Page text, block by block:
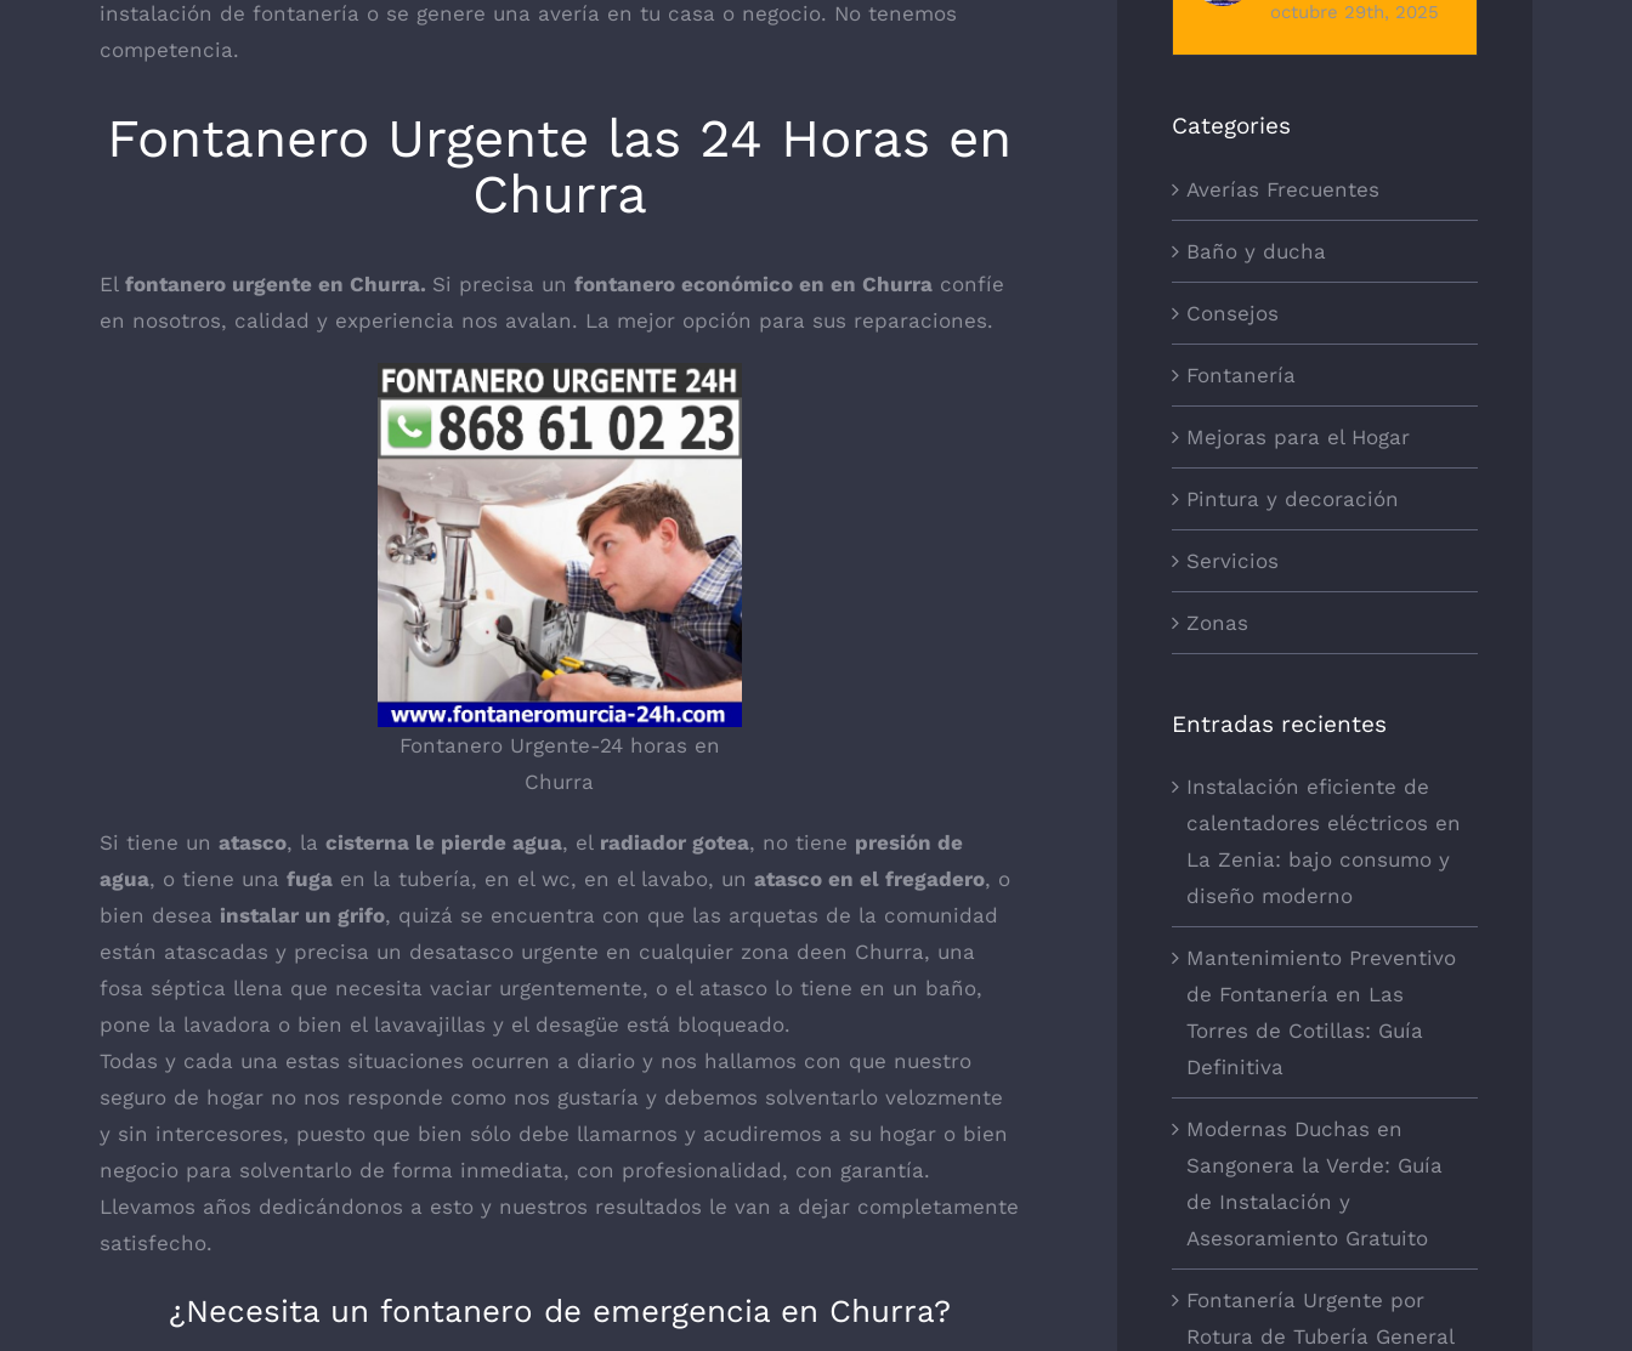
instalación de fontanería o se genere una avería en tu casa o negocio. No tenemos
competencia.
Fontanero Urgente las 24 Horas en
Churra
El fontanero urgente en Churra. Si precisa un fontanero económico en en Churra confíe
en nosotros, calidad y experiencia nos avalan. La mejor opción para sus reparaciones.
Fontanero Urgente-24 horas en
Churra
Si tiene un atasco, la cisterna le pierde agua, el radiador gotea, no tiene presión de
agua, o tiene una fuga en la tubería, en el wc, en el lavabo, un atasco en el fregadero, o
bien desea instalar un grifo, quizá se encuentra con que las arquetas de la comunidad
están atascadas y precisa un desatasco urgente en cualquier zona deen Churra, una
fosa séptica llena que necesita vaciar urgentemente, o el atasco lo tiene en un baño,
pone la lavadora o bien el lavavajillas y el desagüe está bloqueado.
Todas y cada una estas situaciones ocurren a diario y nos hallamos con que nuestro
seguro de hogar no nos responde como nos gustaría y debemos solventarlo velozmente
y sin intercesores, puesto que bien sólo debe llamarnos y acudiremos a su hogar o bien
negocio para solventarlo de forma inmediata, con profesionalidad, con garantía.
Llevamos años dedicándonos a esto y nuestros resultados le van a dejar completamente
satisfecho.
¿Necesita un fontanero de emergencia en Churra?
octubre 29th, 2025
Categories
Averías Frecuentes
Baño y ducha
Consejos
Fontanería
Mejoras para el Hogar
Pintura y decoración
Servicios
Zonas
Entradas recientes
Instalación eficiente de
calentadores eléctricos en
La Zenia: bajo consumo y
diseño moderno
Mantenimiento Preventivo
de Fontanería en Las
Torres de Cotillas: Guía
Definitiva
Modernas Duchas en
Sangonera la Verde: Guía
de Instalación y
Asesoramiento Gratuito
Fontanería Urgente por
Rotura de Tubería General